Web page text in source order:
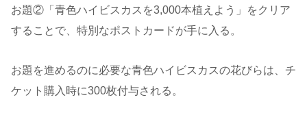
お題②「青色ハイビスカスを3,000本植えよう」をクリア
することで、特別なポストカードが手に入る。
お題を進めるのに必要な青色ハイビスカスの花びらは、チ
ケット購入時に300枚付与される。